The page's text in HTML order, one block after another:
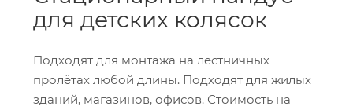
для детских колясок
Подходят для монтажа на лестничных
пролётах любой длины. Подходят для жилых
зданий, магазинов, офисов. Стоимость на